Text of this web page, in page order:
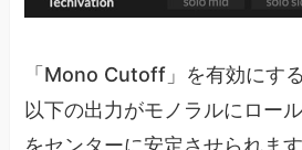
「Mono Cutoff」を有効にす
以下の出力がモノラルにロー
をセンターに安定させられます